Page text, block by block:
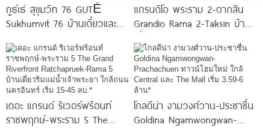
กูธ์เธ่ สุขุมวิท 76 GUTÉ
Sukhumvit 76 บ้านเดี่ยวและ
ริ่ง
แกรนดิโอ พระราม 2-ตากสิน
Grandio Rama 2-Taksin บ้าน
พระราม
เดอะ แกรนด์ ริเวอร์ฟร้อนท์
ราชพฤกษ์-พระราม 5 The
โกลดีน่า งามวงศ์วาน-ประชาชื่น
Goldina Ngamwongwan-